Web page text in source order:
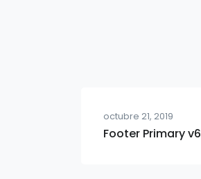
octubre 21, 2019
Footer Primary v6